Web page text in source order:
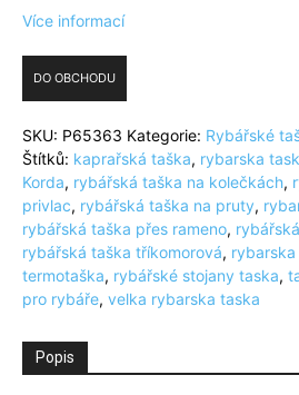
Více informací
DO OBCHODU
SKU: P65363 Kategorie: Rybářské
Štítků: kaprařská taška, rybarska
Korda, rybářská taška na kolečkách,
privlac, rybářská taška na pruty,
rybářská taška přes rameno,
rybářská taška tříkomorová,
termotaška, rybářské stojany taska,
pro rybáře, velka rybarska taska
Popis